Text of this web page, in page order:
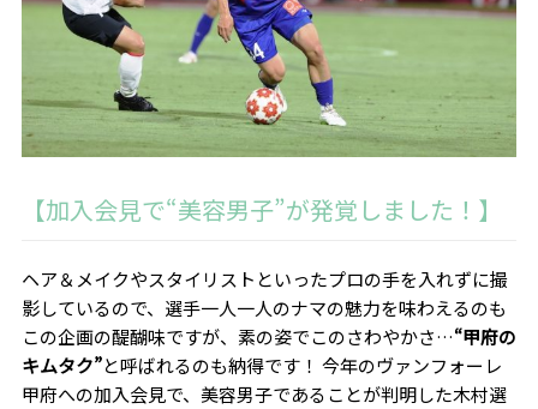
【加入会見で“美容男子”が発覚しました！】
ヘア＆メイクやスタイリストといったプロの手を入れずに撮
影しているので、選手一人一人のナマの魅力を味わえるのも
この企画の醍醐味ですが、素の姿でこのさわやかさ…“甲府の
キムタク”と呼ばれるのも納得です！ 今年のヴァンフォーレ
甲府への加入会見で、美容男子であることが判明した木村選